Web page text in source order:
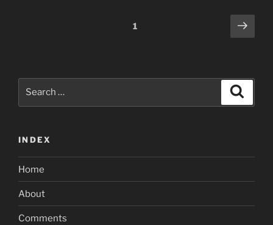
unnilseptium
Page1
Next
page
INDEX
Home
About
Comments